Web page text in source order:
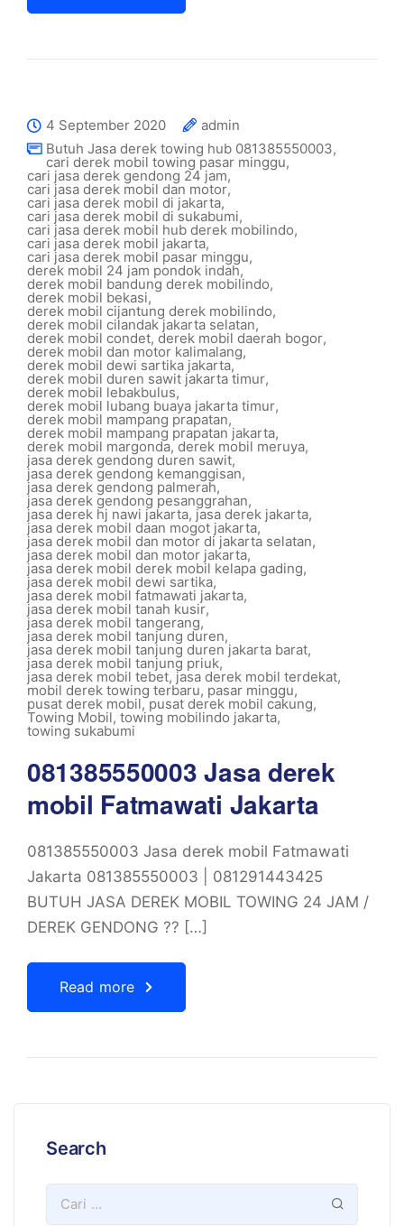
4 September 2020
admin
Butuh Jasa derek towing hub 081385550003,
cari derek mobil towing pasar minggu,
cari jasa derek gendong 24 jam,
cari jasa derek mobil dan motor,
cari jasa derek mobil di jakarta,
cari jasa derek mobil di sukabumi,
cari jasa derek mobil hub derek mobilindo,
cari jasa derek mobil jakarta,
cari jasa derek mobil pasar minggu,
derek mobil 24 jam pondok indah,
derek mobil bandung derek mobilindo,
derek mobil bekasi,
derek mobil cijantung derek mobilindo,
derek mobil cilandak jakarta selatan,
derek mobil condet, derek mobil daerah bogor,
derek mobil dan motor kalimalang,
derek mobil dewi sartika jakarta,
derek mobil duren sawit jakarta timur,
derek mobil lebakbulus,
derek mobil lubang buaya jakarta timur,
derek mobil mampang prapatan,
derek mobil mampang prapatan jakarta,
derek mobil margonda,derek mobil meruya,
jasa derek gendong duren sawit,
jasa derek gendong kemanggisan,
jasa derek gendong palmerah,
jasa derek gendong pesanggrahan,
jasa derek hj nawi jakarta, jasa derek jakarta,
jasa derek mobil daan mogot jakarta,
jasa derek mobil dan motor di jakarta selatan,
jasa derek mobil dan motor jakarta,
jasa derek mobil derek mobil kelapa gading,
jasa derek mobil dewi sartika,
jasa derek mobil fatmawati jakarta,
jasa derek mobil tanah kusir,
jasa derek mobil tangerang,
jasa derek mobil tanjung duren,
jasa derek mobil tanjung duren jakarta barat,
jasa derek mobil tanjung priuk,
jasa derek mobil tebet, jasa derek mobil terdekat,
mobil derek towing terbaru, pasar minggu,
pusat derek mobil,pusat derek mobil cakung,
Towing Mobil, towing mobilindo jakarta,
towing sukabumi
081385550003 Jasa derek
mobil Fatmawati Jakarta
081385550003 Jasa derek mobil Fatmawati
Jakarta 081385550003 | 081291443425
BUTUH JASA DEREK MOBIL TOWING 24 JAM /
DEREK GENDONG ?? […]
Read more
Search